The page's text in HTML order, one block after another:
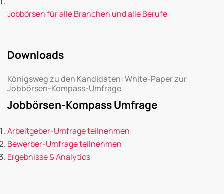
Jobbörsen für alle Branchen und alle Berufe
Downloads
Königsweg zu den Kandidaten: White-Paper zur
Jobbörsen-Kompass-Umfrage
Jobbörsen-Kompass Umfrage
Arbeitgeber-Umfrage teilnehmen
Bewerber-Umfrage teilnehmen
Ergebnisse & Analytics